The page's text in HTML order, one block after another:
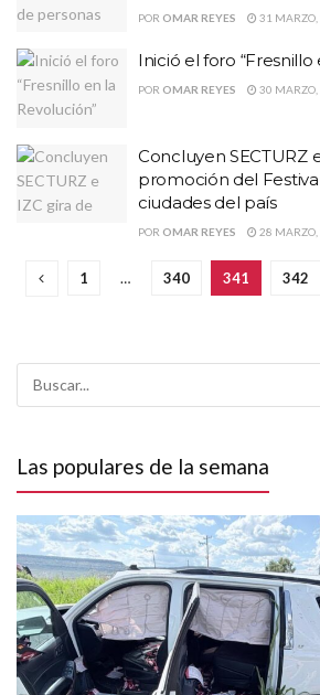
POR OMAR REYES 31
Inició el foro “Fresnillo
POR OMAR REYES 30
Concluyen SECTURZ
promoción del
ciudades del país
POR OMAR REYES 28
1 … 340 341 342
Las populares de la semana